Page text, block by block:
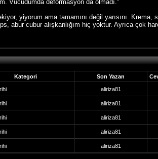
Vücudumda deformasyon da olmadı."
yiyorum ama tamamını değil yarısını.
abur cubur alışkanlığım hiç yoktur. Ayrıca çok
Kategori Son Yazan
aliriza81
aliriza81
aliriza81
aliriza81
aliriza81